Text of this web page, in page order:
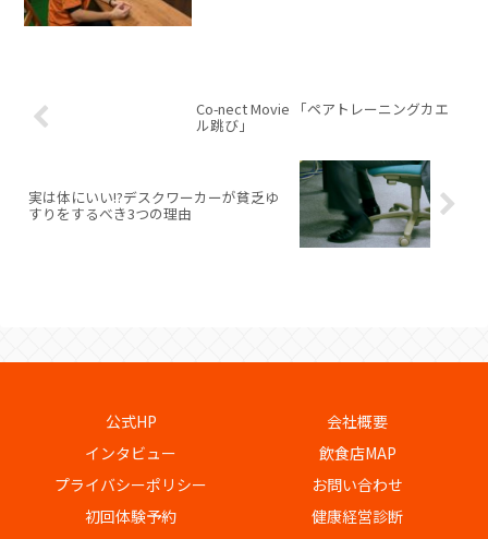
Co-nect Movie 「ペアトレーニングカエ
ル跳び」
実は体にいい!?デスクワーカーが貧乏ゆ
すりをするべき3つの理由
公式HP
会社概要
インタビュー
飲食店MAP
プライバシーポリシー
お問い合わせ
初回体験予約
健康経営診断